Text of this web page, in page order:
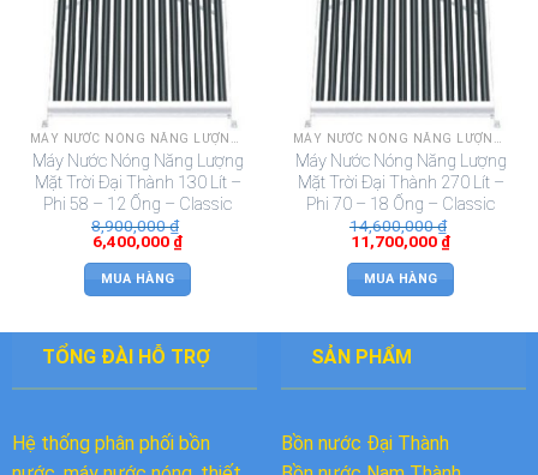
Máy Nước Nóng Năng Lượng
Mặt Trời Đại Thành 130 Lít –
Phi 58 – 12 Ống – Classic
8,900,000₫
6,400,000 ₫
MUA HÀNG
Máy Nước Nóng Năng Lượng
Mặt Trời Đại Thành 270 Lít –
Phi 70 – 18 Ống – Classic
14,600,000₫
11,700,000 ₫
MUA HÀNG
TỔNG ĐÀI HỖ TRỢ
Hệ thống phân phối bồn
SẢN PHẨM
Bồn nước Đại Thành